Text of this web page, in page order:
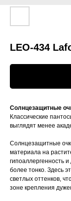
LEO-434
Солнцезащитные
Классические
выглядят менее
Солнцезащитные
материала на
гипоаллергенность
более тонко. Здесь
светлых оттенков,
зоне крепления